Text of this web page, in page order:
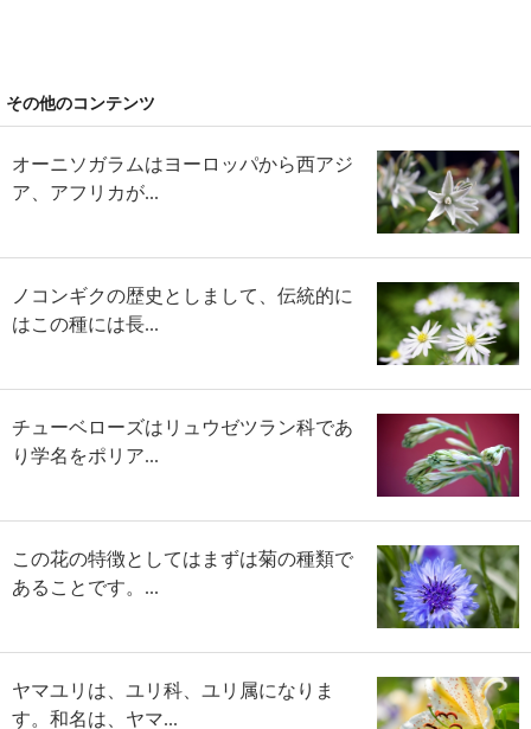
その他のコンテンツ
オーニソガラムはヨーロッパから西アジ
ア、アフリカが...
ノコンギクの歴史としまして、伝統的に
はこの種には長...
チューベローズはリュウゼツラン科であ
り学名をポリア...
この花の特徴としてはまずは菊の種類で
あることです。...
ヤマユリは、ユリ科、ユリ属になりま
す。和名は、ヤマ...